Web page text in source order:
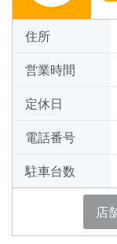
住所
営業時間
定休日
電話番号
駐車台数
店